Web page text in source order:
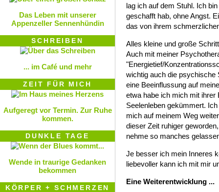
lag ich auf dem Stuhl. Ich
geschafft hab, ohne Angst.
das von ihrem
Alles kleine und große
Auch mit meiner
"Energietief/
wichtig auch die psychische
eine Beeinflussung auf
etwa habe ich mich mit ihrer
Seelenleben gekümmert.
mich auf meinem Weg
dieser Zeit ruhiger
nehme so manches
Je besser ich mein Inneres
liebevoller kann ich mit mir
Eine Weiterentwicklung ...
Das Leben mit unserer
Appenzeller Sennenhündin
SCHREIBEN
... im Café und mehr
ZEIT FÜR MICH
Aufgeregt vor Termin. Zur Ruhe
kommen.
DUNKLE TAGE
Wende in traurige Gedanken
bekommen
KÖRPER + SCHMERZEN